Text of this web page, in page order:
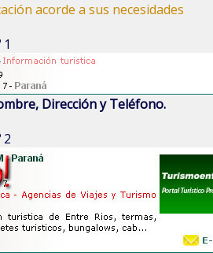
acorde a sus necesidades
Dirección y Teléfono.
2